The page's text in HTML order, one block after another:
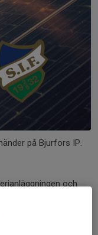
på Bjurfors IP.
och